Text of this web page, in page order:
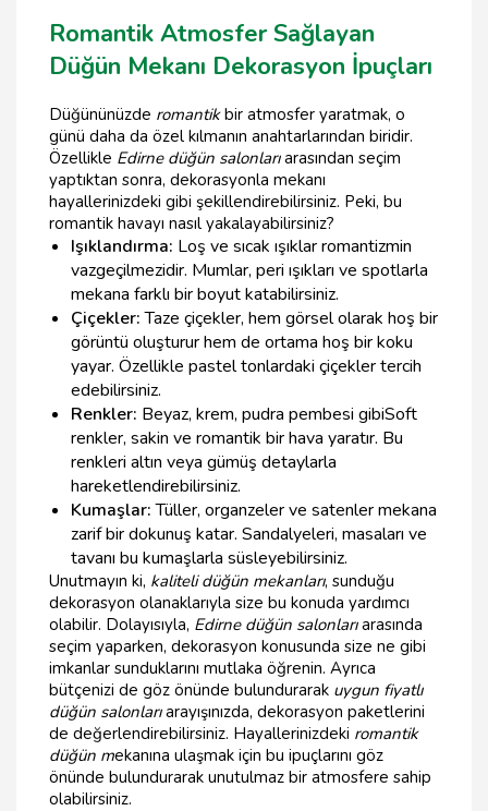
Romantik Atmosfer Sağlayan
Düğün Mekanı Dekorasyon İpuçları
Düğününüzde romantikbir atmosfer yaratmak, o
günü daha da özel kılmanın anahtarlarından biridir.
Özellikle Edirne düğün salonlarıarasından seçim
yaptıktan sonra, dekorasyonla mekanı
hayallerinizdeki gibi şekillendirebilirsiniz. Peki, bu
romantik havayı nasıl yakalayabilirsiniz?
Işıklandırma: Loş ve sıcak ışıklar romantizmin
vazgeçilmezidir. Mumlar, peri ışıkları ve spotlarla
mekana farklı bir boyut katabilirsiniz.
Çiçekler:Taze çiçekler, hem görsel olarak hoş bir
görüntü oluşturur hem de ortama hoş bir koku
yayar. Özellikle pastel tonlardaki çiçekler tercih
edebilirsiniz.
Renkler: Beyaz, krem, pudra pembesi gibiSoft
renkler, sakin ve romantik bir hava yaratır. Bu
renkleri altın veya gümüş detaylarla
hareketlendirebilirsiniz.
Kumaşlar:Tüller, organzeler ve satenler mekana
zarif bir dokunuş katar. Sandalyeleri, masaları ve
tavanı bu kumaşlarla süsleyebilirsiniz.
Unutmayın ki, kaliteli düğün mekanları, sunduğu
dekorasyon olanaklarıyla size bu konuda yardımcı
olabilir. Dolayısıyla, Edirne düğün salonlarıarasında
seçim yaparken, dekorasyon konusunda size ne gibi
imkanlar sunduklarını mutlaka öğrenin. Ayrıca
bütçenizi de göz önünde bulundurarak uygun fiyatlı
düğün salonlarıarayışınızda, dekorasyon paketlerini
de değerlendirebilirsiniz. Hayallerinizdeki romantik
düğün mekanına ulaşmak için bu ipuçlarını göz
önünde bulundurarak unutulmaz bir atmosfere sahip
olabilirsiniz.